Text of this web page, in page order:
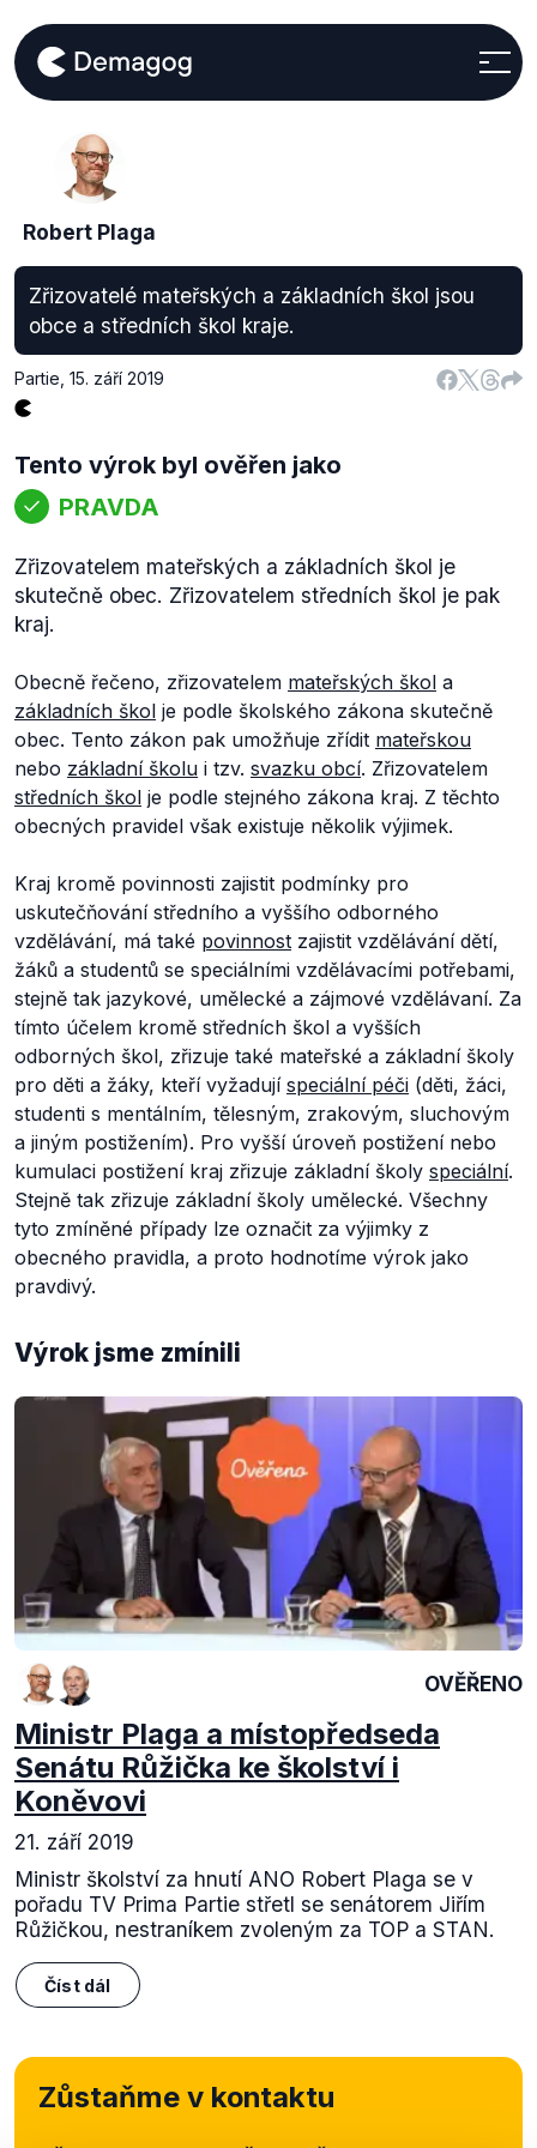
Robert Plaga
Zřizovatelé mateřských a základních škol jsou
obce a středních škol kraje.
Partie 15. září 2019
Tento výrok byl ověřen jako
PRAVDA
Zřizovatelem mateřských a základních škol je
skutečně obec. Zřizovatelem středních škol je pak
kraj.
Obecně řečeno, zřizovatelem mateřských škol a
základních škol je podle školského zákona skutečně
obec. Tento zákon pak umožňuje zřídit mateřskou
nebo základní školu i tzv. svazku obcí. Zřizovatelem
středních škol je podle stejného zákona kraj. Z těchto
obecných pravidel však existuje několik výjimek.
Kraj kromě povinnosti zajistit podmínky pro
uskutečňování středního a vyššího odborného
vzdělávání, má také povinnost zajistit vzdělávání dětí,
žáků a studentů se speciálními vzdělávacími potřebami,
stejně tak jazykové, umělecké a zájmové vzdělávaní. Za
tímto účelem kromě středních škol a vyšších
odborných škol, zřizuje také mateřské a základní školy
pro děti a žáky, kteří vyžadují speciální péči (děti, žáci,
studenti s mentálním, tělesným, zrakovým, sluchovým
a jiným postižením). Pro vyšší úroveň postižení nebo
kumulaci postižení kraj zřizuje základní školy speciální.
Stejně tak zřizuje základní školy umělecké. Všechny
tyto zmíněné případy lze označit za výjimky z
obecného pravidla, a proto hodnotíme výrok jako
pravdivý.
Výrok jsme zmínili
OVĚŘENO
Ministr Plaga a místopředseda
Senátu Růžička ke školství i
Koněvovi
21. září 2019
Ministr školství za hnutí ANO Robert Plaga se v
pořadu TV Prima Partie střetl se senátorem Jiřím
Růžičkou, nestraníkem zvoleným za TOP a STAN.
Číst dál
Zůstaňme v kontaktu